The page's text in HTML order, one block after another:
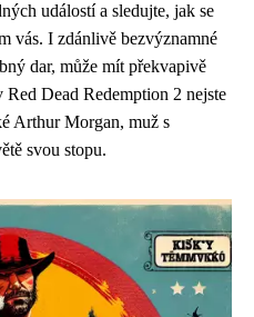
událostí a sledujte, jak se
vás. I zdánlivě bezvýznamné
dar, může mít překvapivě
Dead Redemption 2 nejste
Arthur Morgan, muž s
svou stopu.